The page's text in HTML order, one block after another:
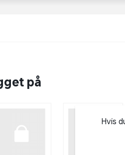
fingeren på pulsen, når det
finder du også et stort udvalg af
produkter i deres sortiment.
på
Hvis